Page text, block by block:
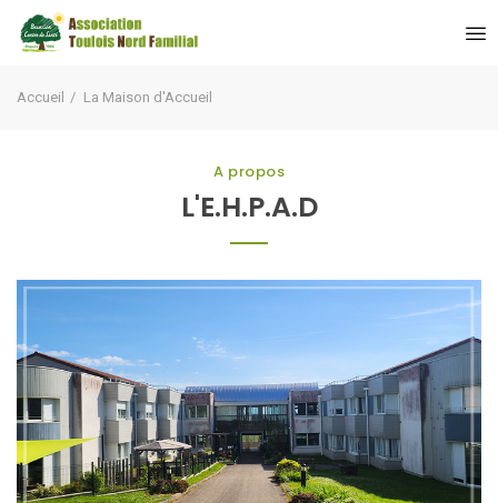
Accueil La Maison d'Accueil
A propos
L'E.H.P.A.D